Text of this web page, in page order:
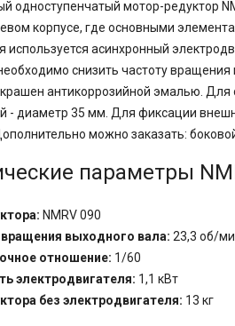
одноступенчатый мотор-редуктор
корпусе, где основными
используется асинхронный
снизить частоту
антикоррозийной эмалью. Для
- диаметр 35 мм. Для фиксации
можно заказать:
параметры
NMRV 090
выходного вала: 23,3 об/
отношение: 1/60
электродвигателя: 1,1 кВт
без электродвигателя: 13 кг